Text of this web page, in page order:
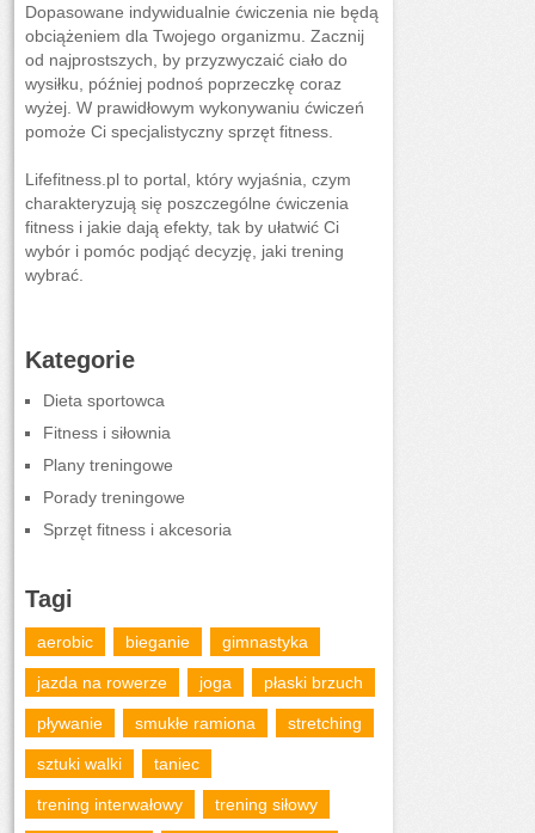
Dopasowane indywidualnie ćwiczenia nie będą
obciążeniem dla Twojego organizmu. Zacznij
od najprostszych, by przyzwyczaić ciało do
wysiłku, później podnoś poprzeczkę coraz
wyżej. W prawidłowym wykonywaniu ćwiczeń
pomoże Ci specjalistyczny sprzęt fitness.
Lifefitness.pl to portal, który wyjaśnia, czym
charakteryzują się poszczególne ćwiczenia
fitness i jakie dają efekty, tak by ułatwić Ci
wybór i pomóc podjąć decyzję, jaki trening
wybrać.
Kategorie
Dieta sportowca
Fitness i siłownia
Plany treningowe
Porady treningowe
Sprzęt fitness i akcesoria
Tagi
aerobic bieganie gimnastyka
jazda na rowerze joga płaski brzuch
pływanie smukłe ramiona stretching
sztuki walki taniec
trening interwałowy trening siłowy